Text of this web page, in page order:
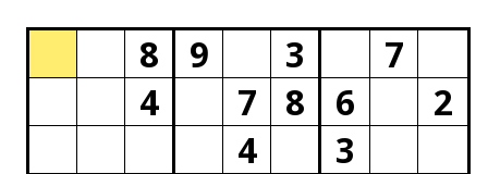
8 9 3
7
4
7 8 6
2
4
3